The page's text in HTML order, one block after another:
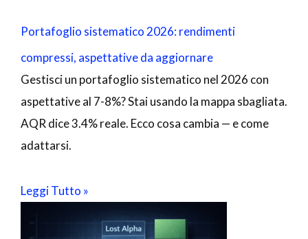
Portafoglio sistematico 2026: rendimenti
compressi, aspettative da aggiornare
Gestisci un portafoglio sistematico nel 2026 con
aspettative al 7-8%? Stai usando la mappa sbagliata.
AQR dice 3.4% reale. Ecco cosa cambia — e come
adattarsi.
Leggi Tutto »